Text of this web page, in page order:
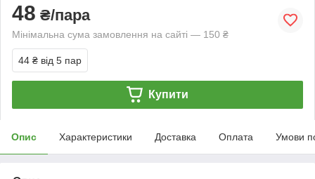
48 ₴/пара
Мінімальна сума замовлення на сайті — 150 ₴
44 ₴ від 5 пар
Купити
Опис Характеристики Доставка Оплата Умови